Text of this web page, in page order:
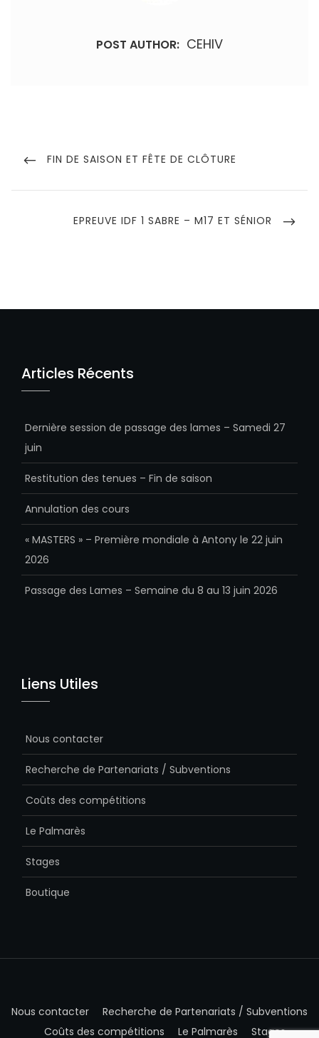
POST AUTHOR: CEHIV
de
PREVIOUS
FIN DE SAISON ET FÊTE DE CLÔTURE
NEXT
EPREUVE IDF 1 SABRE – M17 ET SÉNIOR
Articles Récents
Dernière session de passage des lames – Samedi 27
juin
Restitution des tenues – Fin de saison
Annulation des cours
« MASTERS » – Première mondiale à Antony le 22 juin
2026
Passage des Lames – Semaine du 8 au 13 juin 2026
Liens Utiles
Nous contacter
Recherche de Partenariats / Subventions
Coûts des compétitions
Le Palmarès
Stages
Boutique
Nous contacter
Recherche de Partenariats / Subventions
Coûts des compétitions
Le Palmarès Stages